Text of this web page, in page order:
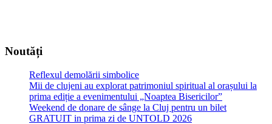
Noutăți
Reflexul demolării simbolice
Mii de clujeni au explorat patrimoniul spiritual al orașului la
prima ediție a evenimentului „Noaptea Bisericilor”
Weekend de donare de sânge la Cluj pentru un bilet
GRATUIT in prima zi de UNTOLD 2026